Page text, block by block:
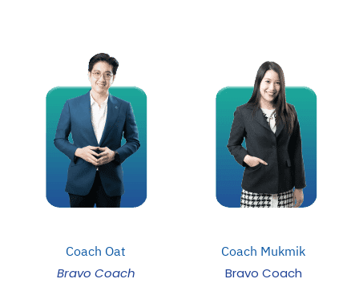
Coach Oat
Bravo Coach
Coach Mukmik
Bravo Coach